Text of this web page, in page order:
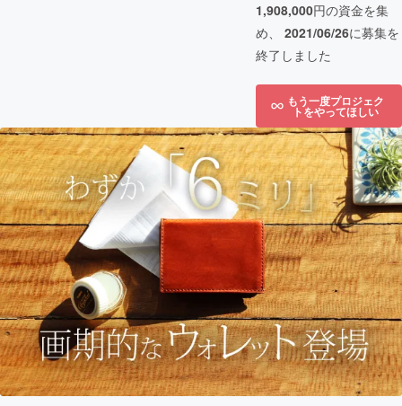
1,908,000円の資金を集
め、 2021/06/26に募集を
終了しました
もう一度プロジェク
トをやってほしい